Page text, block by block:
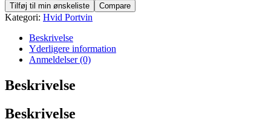
Tilføj til min ønskeliste
Compare
Kategori: Hvid Portvin
Beskrivelse
Yderligere information
Anmeldelser (0)
Beskrivelse
Beskrivelse